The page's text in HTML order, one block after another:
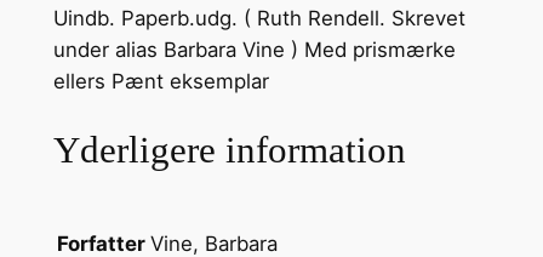
T
r
a
p
a
Uindb. Paperb.udg. ( Ruth Rendell. Skrevet
under alias Barbara Vine ) Med prismærke
ellers Pænt eksemplar
Yderligere information
Forfatter Vine, Barbara